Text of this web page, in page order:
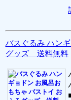
バスぐるみ ハン
グッズ 送料無料